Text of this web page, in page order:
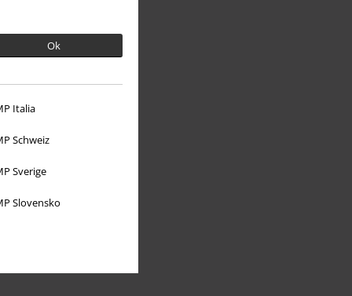
Ok
Italia
Schweiz
Sverige
Slovensko